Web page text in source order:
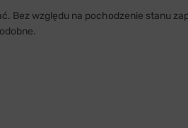
Bez względu na pochodzenie stanu